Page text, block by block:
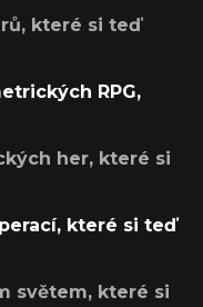
které si teď
RPG,
her, které si
které si teď
světem, které si